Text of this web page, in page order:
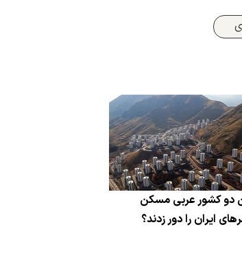
دو کشور عربی مسکن
ایران را دور زدند؟